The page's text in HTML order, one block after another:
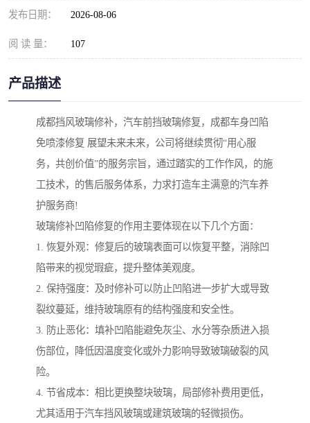
发布日期： 2026-08-06
阅 读 量： 107
产品描述
成都挡风玻璃修补，汽车前挡玻璃修复，成都车身凹陷
免喷漆修复 展望未来未来，公司将继续贯彻“用心服
务，共创价值”的服务宗旨，通过踏实的工作作风，的施
工技术，的售后服务体系，力求打造车主满意的汽车养
护服务商!
玻璃修补凹陷修复的作用主要体现在以下几个方面：
1. 恢复外观：修复后的玻璃表面可以恢复平整，消除凹
陷带来的视觉瑕疵，提升整体美观度。
2. 保持强度：及时修补可以防止凹陷进一步扩大或导致
裂纹蔓延，维持玻璃原有的结构强度和安全性。
3. 防止恶化：填补凹陷能避免灰尘、水分等杂质进入损
伤部位，降低因温度变化或外力影响导致玻璃破裂的风
险。
4. 节省成本：相比更换整块玻璃，局部修补费用更低，
尤其适用于汽车挡风玻璃或建筑玻璃的轻微损伤。